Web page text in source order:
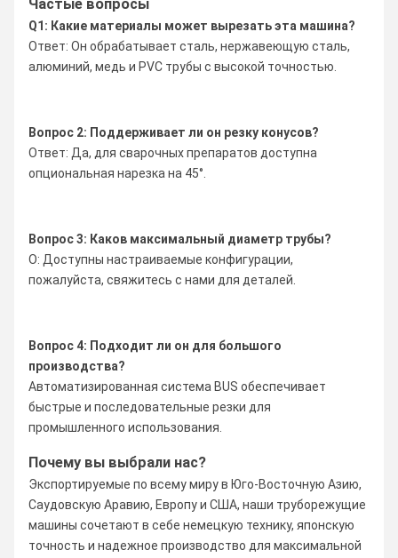
Частые вопросы
Q1: Какие материалы может вырезать эта машина?
Ответ: Он обрабатывает сталь, нержавеющую сталь,
алюминий, медь и PVC трубы с высокой точностью.
Вопрос 2: Поддерживает ли он резку конусов?
Ответ: Да, для сварочных препаратов доступна
опциональная нарезка на 45°.
Вопрос 3: Каков максимальный диаметр трубы?
О: Доступны настраиваемые конфигурации,
пожалуйста, свяжитесь с нами для деталей.
Вопрос 4: Подходит ли он для большого
производства?
Автоматизированная система BUS обеспечивает
быстрые и последовательные резки для
промышленного использования.
Почему вы выбрали нас?
Экспортируемые по всему миру в Юго-Восточную Азию,
Саудовскую Аравию, Европу и США, наши труборежущие
машины сочетают в себе немецкую технику, японскую
точность и надежное производство для максимальной